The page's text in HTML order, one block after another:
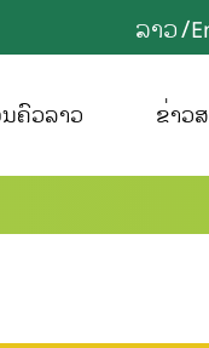
ລາວ
ນຄົວລາວ ຂ່າວ